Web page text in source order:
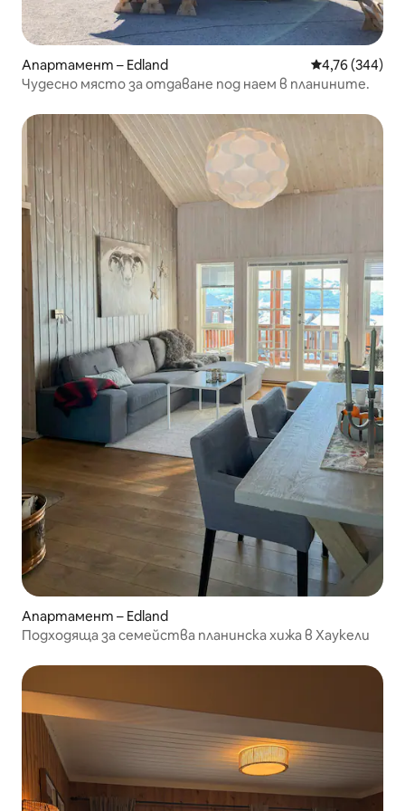
Апартамент – Edland Средна
4,76 (344)
Чудесно място за отдаване под наем в планините.
Апартамент – Edland
Подходяща за семейства планинска хижа в Хаукели